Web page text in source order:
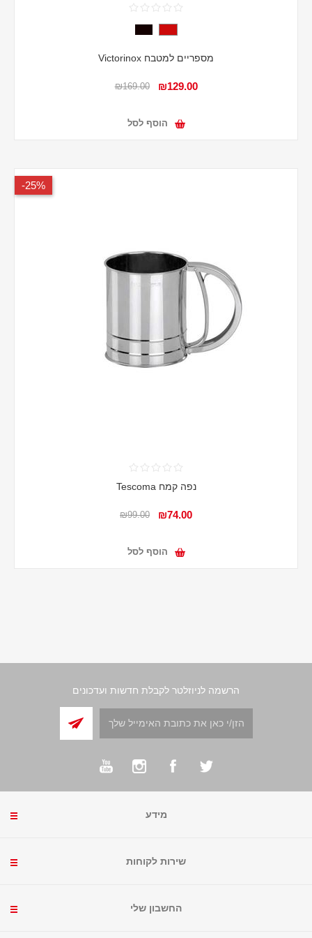
מספריים למטבח Victorinox
₪129.00
₪169.00
הוסף לסל
25%-
נפה קמח Tescoma
₪74.00
₪99.00
הוסף לסל
הרשמה לניוזלטר לקבלת חדשות ועדכונים
מידע
שירות לקוחות
החשבון שלי